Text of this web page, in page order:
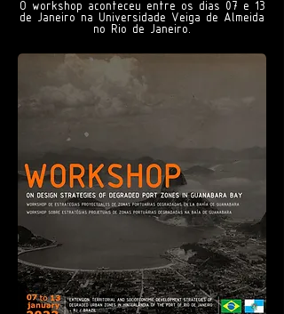
O workshop aconteceu entre os dias 07 e 13
de Janeiro na Universidade Veiga de Almeida
no Rio de Janeiro.